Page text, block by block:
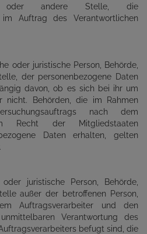
oder andere Stelle, die
im Auftrag des Verantwortlichen
oder juristische Person, Behörde,
der personenbezogene Daten
davon, ob es sich bei ihr um
nicht. Behörden, die im Rahmen
nach dem
Recht der Mitgliedstaaten
Daten erhalten, gelten
juristische Person, Behörde,
außer der betroffenen Person,
Auftragsverarbeiter und den
Verantwortung des
befugt sind, die